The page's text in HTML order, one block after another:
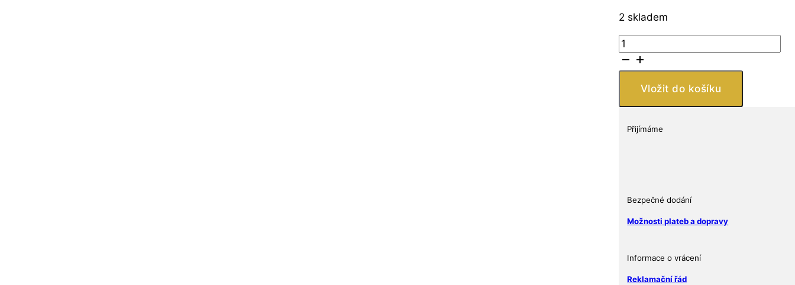
2 skladem
The
Perth
Mint
Australia
Bond
1/2
množství
Vložit do košíku
Přijímáme
Bezpečné dodání
Možnosti plateb a dopravy
Informace o vrácení
Reklamační řád